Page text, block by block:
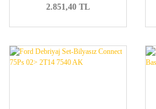
2.851,40 TL